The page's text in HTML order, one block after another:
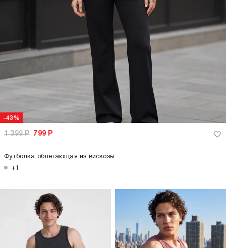
-43%
1 399Р 799 Р
Футболка облегающая из вискозы
+1